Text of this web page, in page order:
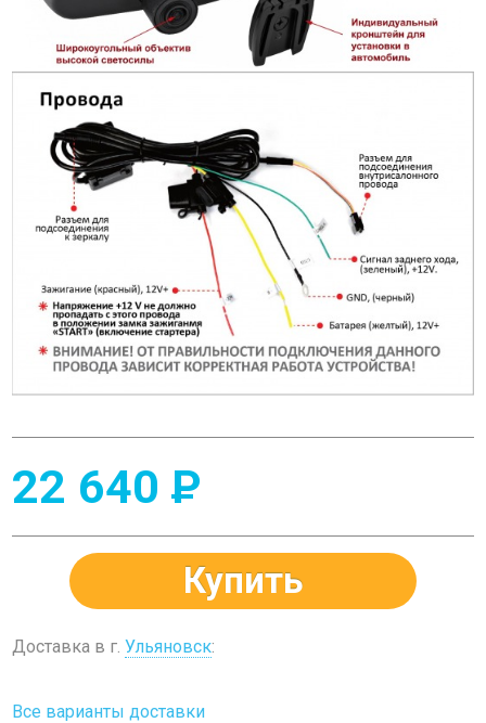
22 640 P
Купить
Доставка в г.Ульяновск:
Все варианты доставки